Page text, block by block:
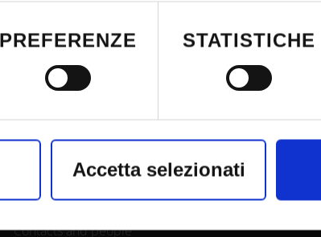
momento dalla Dichiarazione sui
della privacy.
vorremmo anche:
sulla tua posizione
PREFERENZE STATISTICHE
Accetta selezionati
URP - Ufficio Relazioni con il pubblico
Mappa delle sedi didattiche
Contacts and people